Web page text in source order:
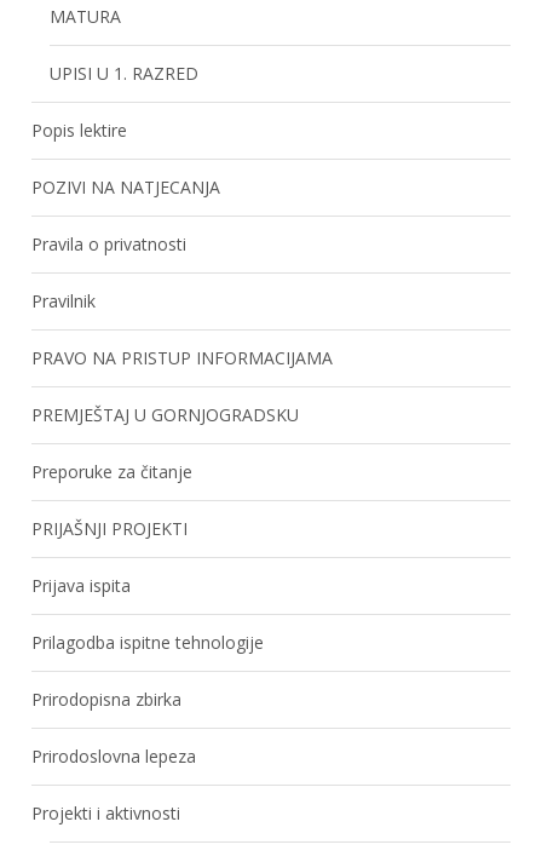
MATURA
UPISI U 1. RAZRED
Popis lektire
POZIVI NA NATJECANJA
Pravila o privatnosti
Pravilnik
PRAVO NA PRISTUP INFORMACIJAMA
PREMJEŠTAJ U GORNJOGRADSKU
Preporuke za čitanje
PRIJAŠNJI PROJEKTI
Prijava ispita
Prilagodba ispitne tehnologije
Prirodopisna zbirka
Prirodoslovna lepeza
Projekti i aktivnosti